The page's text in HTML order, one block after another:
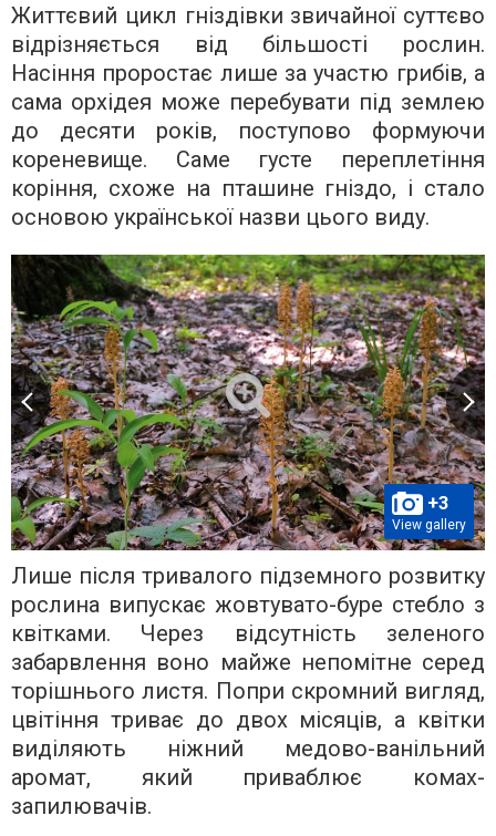
Життєвий цикл гніздівки звичайної суттєво
відрізняється від більшості рослин.
Насіння проростає лише за участю грибів, а
сама орхідея може перебувати під землею
до десяти років, поступово формуючи
кореневище. Саме густе переплетіння
коріння, схоже на пташине гніздо, і стало
основою української назви цього виду.
+3
View gallery
Лише після тривалого підземного розвитку
рослина випускає жовтувато-буре стебло з
квітками. Через відсутність зеленого
забарвлення воно майже непомітне серед
торішнього листя. Попри скромний вигляд,
цвітіння триває до двох місяців, а квітки
виділяють ніжний медово-ванільний
аромат, який приваблює комах-
запилювачів.